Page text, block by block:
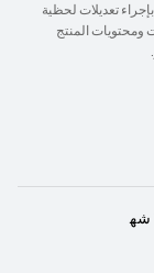
ومواصفات وسمات دقيقة للمنتجات، قد تقوم شركة HUAWEI بإجراء تعديلات لحظية
المنتج
ضمان لمدة 12 شه